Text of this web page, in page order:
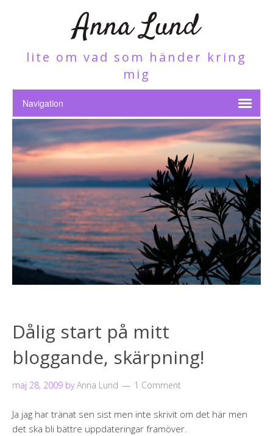
Anna Lund
lite om vad som händer kring
mig
Dålig start på mitt
bloggande, skärpning!
maj 28, 2009 byAnna Lund 1 Comment
Ja jag har tränat sen sist men inte skrivit om det här men
det ska bli bättre uppdateringar framöver.